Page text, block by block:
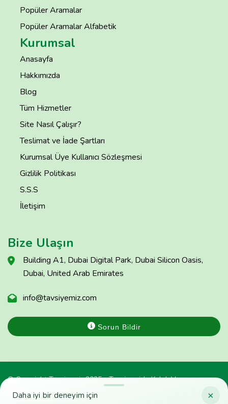
×
Daha iyi bir deneyim için
Popüler Aramalar
Popüler Aramalar Alfabetik
Kurumsal
Anasayfa
Hakkımızda
Blog
Tüm Hizmetler
Site Nasıl Çalışır?
Teslimat ve İade Şartları
Kurumsal Üye Kullanıcı Sözleşmesi
Gizlilik Politikası
S.S.S
İletişim
Bize Ulaşın
Building A1, Dubai Digital Park, Dubai Silicon Oasis,
Dubai, United Arab Emirates
info@tavsiyemiz.com
Sorun Bildir
© Copyright Tavsiyemiz 2025 - Tavsiyemiz'e Kulak Ver